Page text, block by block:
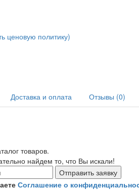
ценовую политику)
Доставка и оплата Отзывы (0)
товаров.
найдем то, что Вы искали!
Соглашение о